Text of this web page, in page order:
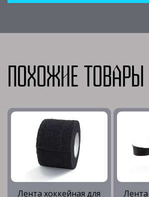
Похожие товары
Лента хоккейная для Лента